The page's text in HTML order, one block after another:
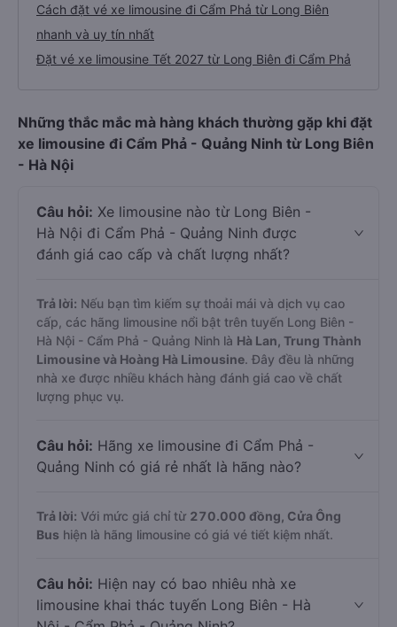
Cách đặt vé xe limousine đi Cẩm Phả từ Long Biên
nhanh và uy tín nhất
Đặt vé xe limousine Tết 2027 từ Long Biên đi Cẩm Phả
Những thắc mắc mà hàng khách thường gặp khi đặt
xe limousine đi Cẩm Phả - Quảng Ninh từ Long Biên
- Hà Nội
Câu hỏi: Xe limousine nào từ Long Biên -
Hà Nội đi Cẩm Phả - Quảng Ninh được
đánh giá cao cấp và chất lượng nhất?
Trả lời: Nếu bạn tìm kiếm sự thoải mái và dịch vụ cao
cấp, các hãng limousine nổi bật trên tuyến Long Biên -
Hà Nội - Cẩm Phả - Quảng Ninh là Hà Lan, Trung Thành
Limousine và Hoàng Hà Limousine. Đây đều là những
nhà xe được nhiều khách hàng đánh giá cao về chất
lượng phục vụ.
Câu hỏi: Hãng xe limousine đi Cẩm Phả -
Quảng Ninh có giá rẻ nhất là hãng nào?
Trả lời: Với mức giá chỉ từ 270.000 đồng, Cửa Ông
Bus hiện là hãng limousine có giá vé tiết kiệm nhất.
Câu hỏi: Hiện nay có bao nhiêu nhà xe
limousine khai thác tuyến Long Biên - Hà